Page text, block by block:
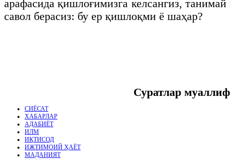
арафасида қишлоғимизга келсангиз, танимай
савол берасиз: бу ер қишлоқми ё шаҳар?
Суратлар
СИЁСАТ
ХАБАРЛАР
АДАБИЁТ
ИЛМ
ИҚТИСОД
ИЖТИМОИЙ ҲАЁТ
МАДАНИЯТ